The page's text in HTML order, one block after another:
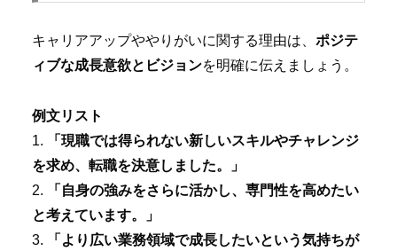
キャリアアップややりがいに関する理由は、 ポジテ
ィブな成長意欲とビジョンを明確に伝えましょう。
例文リスト
1.
「現職では得られない新しいスキルやチャレンジ
を求め、転職を決意しました。」
2.
「自身の強みをさらに活かし、専門性を高めたい
と考えています。」
3.
「より広い業務領域で成長したいという気持ちが